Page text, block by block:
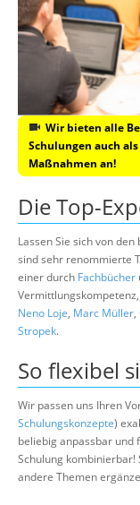
Wir bieten alle
Schulungen auch
Maßnahmen an!
Die Top-
Lassen Sie sich von
sind sehr renommierte
einer durch Fachbücher
Neno Loje, Marc Müller,
Stropek.
So flexibel
Wir passen uns Ihren
Schulungskonzepte)
beliebig anpassbar
Schulung kombinierbar!
andere Themen